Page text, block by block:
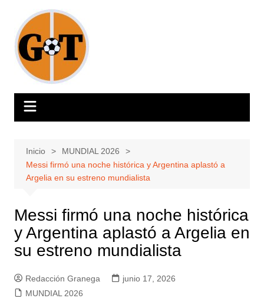
contenido
Inicio
MUNDIAL 2026
Messi firmó una noche histórica y Argentina aplastó a
Argelia en su estreno mundialista
Messi firmó una noche histórica
y Argentina aplastó a Argelia en
su estreno mundialista
Redacción Granega
junio 17, 2026
MUNDIAL 2026